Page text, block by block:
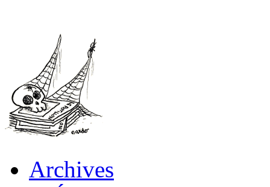
Archives